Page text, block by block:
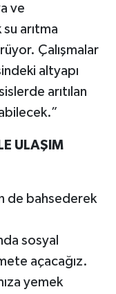
ve
arıtma
Çalışmalar
altyapı
arıtılan
ULAŞIM
de bahsederek
sosyal
açacağız.
yemek